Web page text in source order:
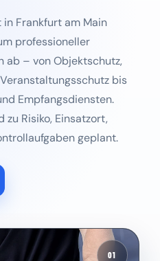
in Frankfurt am Main
professioneller
ab – von Objektschutz,
bis
Empfangsdiensten.
Risiko, Einsatzort,
geplant.
01